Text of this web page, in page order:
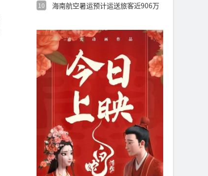
10
海南航空暑运预计运送旅客近906万